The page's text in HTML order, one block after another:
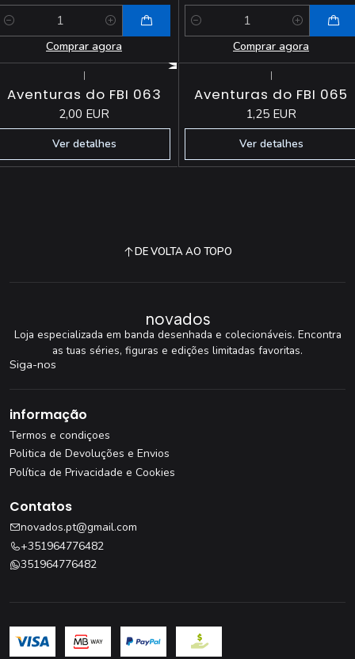
Comprar agora
Quantidade
Comprar agora
|
Aventuras do FBI 063
2,00 EUR
Ver detalhes
|
Aventuras do FBI 065
1,25 EUR
Ver detalhes
DE VOLTA AO TOPO
novados
Loja especializada em banda desenhada e colecionáveis. Encontra
as tuas séries, figuras e edições limitadas favoritas.
Siga-nos
informação
Termos e condiçoes
Politica de Devoluções e Envios
Política de Privacidade e Cookies
Contatos
novados.pt@gmail.com
+351964776482
351964776482